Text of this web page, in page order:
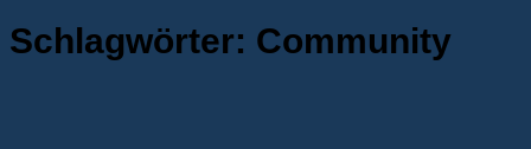
Schlagwörter: Community